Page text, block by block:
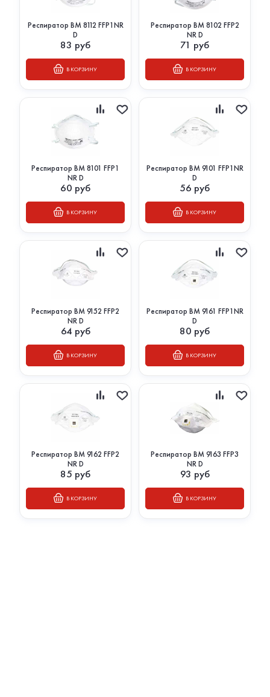
Респиратор ВМ 8112 FFP1NR
D
83 руб
В КОРЗИНУ
Респиратор ВМ 8102 FFP2
NR D
71 руб
В КОРЗИНУ
Респиратор ВМ 8101 FFP1
NR D
60 руб
В КОРЗИНУ
Респиратор ВМ 9101 FFP1NR
D
56 руб
В КОРЗИНУ
Респиратор ВМ 9152 FFP2
NR D
64 руб
В КОРЗИНУ
Респиратор ВМ 9161 FFP1NR
D
80 руб
В КОРЗИНУ
Респиратор ВМ 9162 FFP2
NR D
85 руб
В КОРЗИНУ
Респиратор ВМ 9163 FFP3
NR D
93 руб
В КОРЗИНУ